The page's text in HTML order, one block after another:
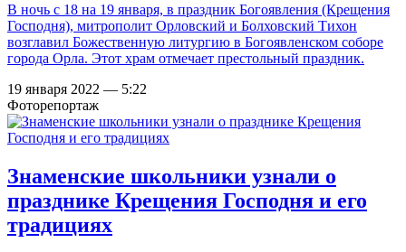
В ночь с 18 на 19 января, в праздник Богоявления (Крещения
Господня), митрополит Орловский и Болховский Тихон
возглавил Божественную литургию в Богоявленском соборе
города Орла. Этот храм отмечает престольный праздник.
19 января 2022 — 5:22
Фоторепортаж
Знаменские школьники узнали о
празднике Крещения Господня и его
традициях